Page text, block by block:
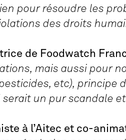
pour résoudre les
des droits
de Foodwatch
mais aussi pour
etc), principe
serait un pur scandale
à l’Aitec et co-